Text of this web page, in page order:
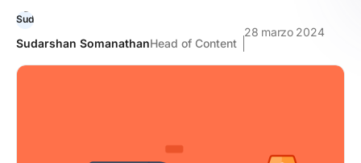
Sudarshan SomanathanHead of Content
28 marzo 2024